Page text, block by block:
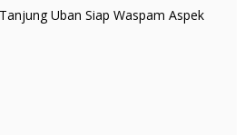
Uban Siap Waspam Aspek